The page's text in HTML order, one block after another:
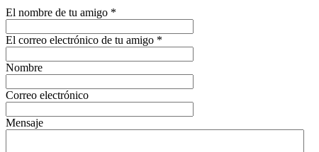
El nombre de tu amigo *
El correo electrónico de tu amigo *
Nombre
Correo electrónico
Mensaje